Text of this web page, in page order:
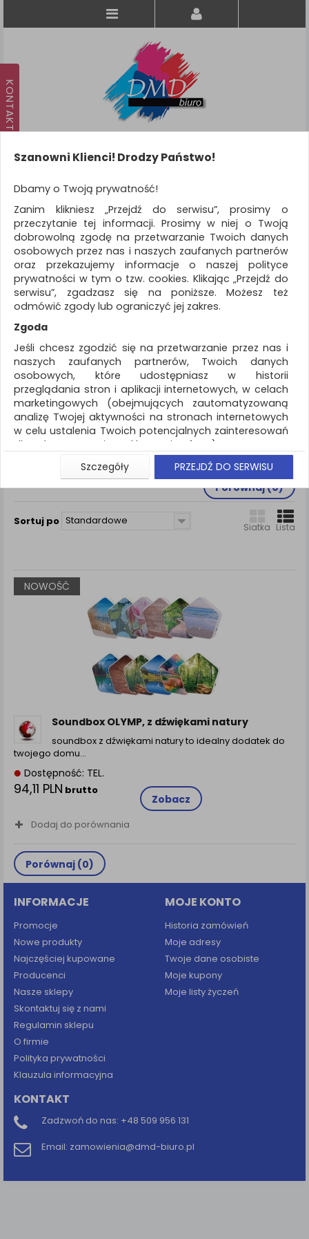
KATEGORIE
WSZYSTKIE KATEGORIE
FILTRY
REKLAMA
AKTUALNOŚCI
Wyposażenie biura Inne
ZNALEZIONYCH PRODUKTÓW: 1
INNE
Porównaj (0)
Sortuj po Standardowe
Siatka Lista
NOWOŚĆ
Soundbox OLYMP, z dźwiękami natury
soundbox z dźwiękami natury to idealny dodatek do
twojego domu…
Dostępność: TEL.
94,11 PLN brutto
Zobacz
Dodaj do porównania
Porównaj (0)
INFORMACJE
Promocje
Nowe produkty
Najczęściej kupowane
Producenci
Nasze sklepy
Skontaktuj się z nami
Regulamin sklepu
O firmie
Polityka prywatności
Klauzula informacyjna
MOJE KONTO
Historia zamówień
Moje adresy
Twoje dane osobiste
Moje kupony
Moje listy życzeń
KONTAKT
Zadzwoń do nas: +48 509 956 131
Email: zamowienia@dmd-biuro.pl
Szanowni Klienci! Drodzy Państwo!
Dbamy o Twoją prywatność!
Zanim klikniesz „Przejdź do serwisu”, prosimy o
przeczytanie tej informacji. Prosimy w niej o Twoją
dobrowolną zgodę na przetwarzanie Twoich danych
osobowych przez nas i naszych zaufanych partnerów
oraz przekazujemy informacje o naszej polityce
prywatności w tym o tzw. cookies. Klikając „Przejdź do
serwisu”, zgadzasz się na poniższe. Możesz też
odmówić zgody lub ograniczyć jej zakres.
Zgoda
Jeśli chcesz zgodzić się na przetwarzanie przez nas i
naszych zaufanych partnerów, Twoich danych
osobowych, które udostępniasz w historii
przeglądania stron i aplikacji internetowych, w celach
marketingowych (obejmujących zautomatyzowaną
analizę Twojej aktywności na stronach internetowych
w celu ustalenia Twoich potencjalnych zainteresowań
dla dostosowania reklamy i oferty), w tym na
umieszczanie tzw. cookies na Twoich urządzeniach i
ich odczytywanie, kliknij przycisk „Przejdź do serwisu”.
Jeśli nie chcesz wyrazić zgody lub ograniczyć jej
zakres, kliknij „Szczegóły”, gdzie znajdziesz wszelkie
informacje o tym jak to zrobić . Te same informacje
znajdziesz także na podstronie z naszą polityką
umożliwić prawidłową realizację Umowy z Państwem i
związane z tym prawidłowe działanie naszej strony
www, a w szczególności np. wysłanie potwierdzenia
zamówienia na Państwa email lub wyświetlenie
Państwu prawidłowych informacji o promocjach czy
cenach indywidualnych, ważna jest Państwa
wcześniejsza zgoda której udzieliliście podczas
zakładania konta.
Każda Państwa zgoda jest dobrowolna i można ją w
dowolnym momencie wycofać.
Polityka prywatności (rozwiń)
Klauzula Informacyjna (rozwiń)
Lista Zaufanych Partnerów (rozwiń)
Szczegóły PRZEJDŹ DO SERWISU